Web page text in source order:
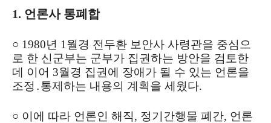
1. 언론사 통폐합
○ 1980년 1월경 전두환 보안사 사령관을 중심으
로 한 신군부는 군부가 집권하는 방안을 검토한
데 이어 3월경 집권에 장애가 될 수 있는 언론을
조정․통제하는 내용의 계획을 세웠다.
○ 이에 따라 언론인 해직, 정기간행물 폐간, 언론